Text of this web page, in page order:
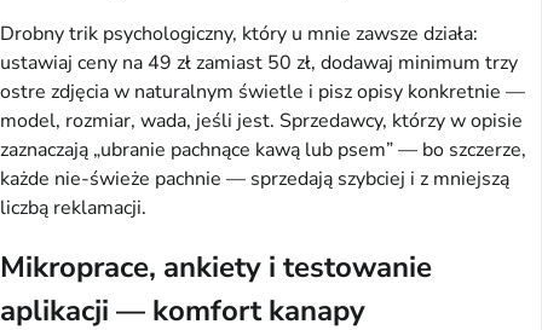
Drobny trik psychologiczny, który u mnie zawsze działa:
ustawiaj ceny na 49 zł zamiast 50 zł, dodawaj minimum trzy
ostre zdjęcia w naturalnym świetle i pisz opisy konkretnie —
model, rozmiar, wada, jeśli jest. Sprzedawcy, którzy w opisie
zaznaczają „ubranie pachnące kawą lub psem” — bo szczerze,
każde nie-świeże pachnie — sprzedają szybciej i z mniejszą
liczbą reklamacji.
Mikroprace, ankiety i testowanie
aplikacji — komfort kanapy